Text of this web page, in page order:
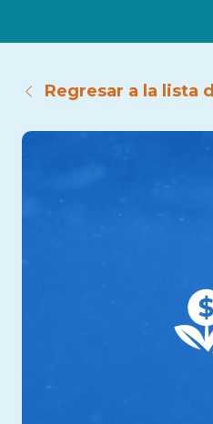
Regresar a la lista